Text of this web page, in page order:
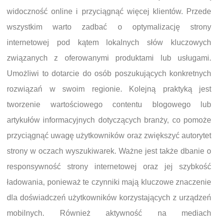
widoczność online i przyciągnąć więcej klientów. Przede
wszystkim warto zadbać o optymalizację strony
internetowej pod kątem lokalnych słów kluczowych
związanych z oferowanymi produktami lub usługami.
Umożliwi to dotarcie do osób poszukujących konkretnych
rozwiązań w swoim regionie. Kolejną praktyką jest
tworzenie wartościowego contentu blogowego lub
artykułów informacyjnych dotyczących branży, co pomoże
przyciągnąć uwagę użytkowników oraz zwiększyć autorytet
strony w oczach wyszukiwarek. Ważne jest także dbanie o
responsywność strony internetowej oraz jej szybkość
ładowania, ponieważ te czynniki mają kluczowe znaczenie
dla doświadczeń użytkowników korzystających z urządzeń
mobilnych. Również aktywność na mediach